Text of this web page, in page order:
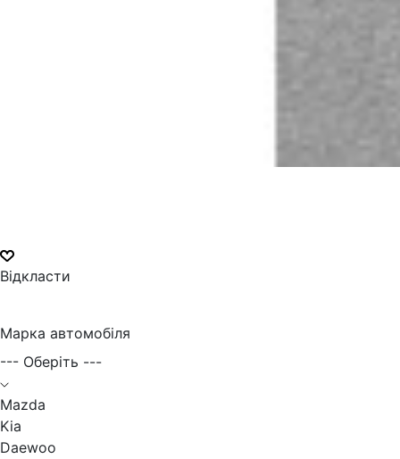
Відкласти
Марка автомобіля
--- Оберіть ---
Mazda
Kia
Daewoo